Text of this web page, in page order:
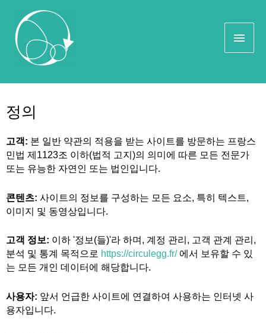
정의
고객: 본 일반 약관의 적용을 받는 사이트를 방문하는 프랑스
민법 제1123조 이하(법적 고지)의 의미에 따른 모든 전문가
또는 유능한 자연인 또는 법인입니다.
콘텐츠: 사이트의 정보를 구성하는 모든 요소, 특히 텍스트,
이미지 및 동영상입니다.
고객 정보: 이하 '정보(들)'라 하며, 계정 관리, 고객 관계 관리,
분석 및 통계 목적으로 https://circulegg.fr/에서 보유할 수 있
는 모든 개인 데이터에 해당합니다.
사용자: 앞서 언급한 사이트에 연결하여 사용하는 인터넷 사
용자입니다.